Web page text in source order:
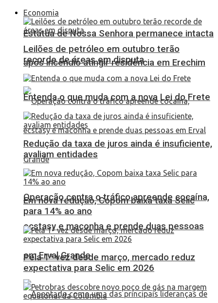
Estátua de Nossa Senhora permanece intacta
após incêndio atingir residência em Erechim
Operação contra o tráfico apreende cocaína,
ecstasy e maconha e prende duas pessoas
em Erval Grande
Economia
Leilões de petróleo em outubro terão
recorde de áreas em disputa
Entenda o que muda com a nova Lei do Frete
Redução da taxa de juros ainda é insuficiente,
avaliam entidades
Em nova redução, Copom baixa taxa Selic
para 14% ao ano
Pela 1ª vez desde março, mercado reduz
expectativa para Selic em 2026